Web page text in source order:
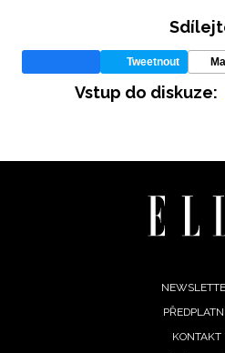
Tweetnout
Vstup do diskuze:
KONTAKT